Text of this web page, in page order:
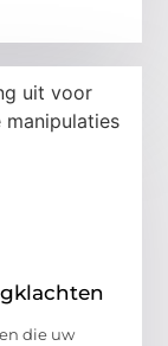
die uw